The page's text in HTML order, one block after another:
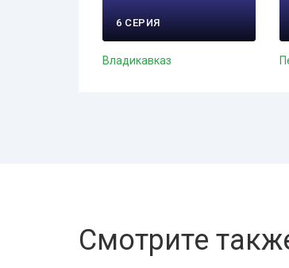
6 СЕРИЯ
Владикавказ
Смотрите